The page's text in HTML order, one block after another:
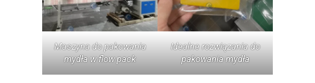
Maszyna do pakowania
mydła w flow pack
Idealne rozwiązania do
pakowania mydła